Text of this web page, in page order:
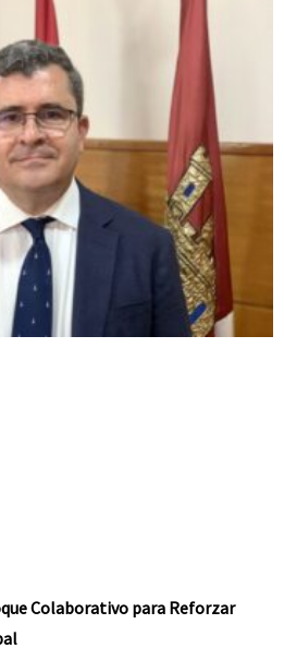
Colaborativo para Reforzar